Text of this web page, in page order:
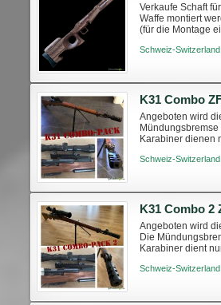
Verkaufe Schaft
Waffe montiert
(für die Montage
Schweiz-
K31 Combo
Angeboten wird
Karabiner dienen
Schweiz-
K31 Combo 2
Angeboten wird
Die
Karabiner dient
Schweiz-